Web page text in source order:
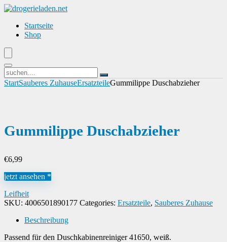
Startseite
Shop
StartSauberes ZuhauseErsatzteileGummilippe Duschabzieher
Gummilippe Duschabzieher
€6,99
jetzt ansehen *
Leifheit
SKU: 4006501890177 Categories: Ersatzteile, Sauberes Zuhause
Beschreibung
Passend für den Duschkabinenreiniger 41650, weiß.